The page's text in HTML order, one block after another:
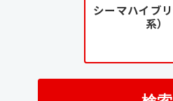
シーマハイブ
系）